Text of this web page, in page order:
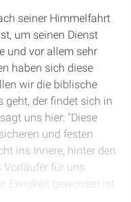
seiner Himmelfahrt
um seinen Dienst
und vor allem sehr
haben sich diese
wir die biblische
geht, der findet sich in
uns hier: "Diese
und festen
ins Innere, hinter den
Vorläufer für uns
Ewigkeit geworden ist